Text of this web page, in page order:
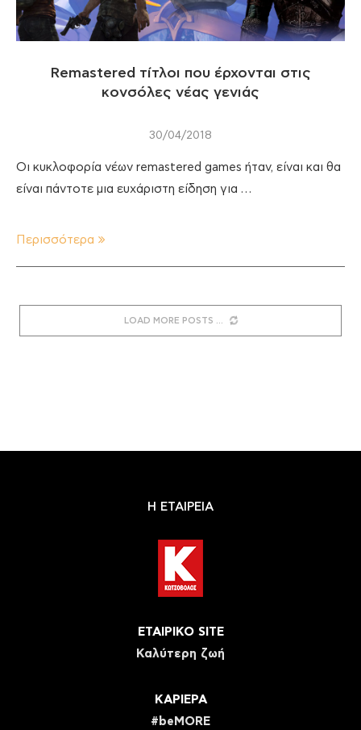
Remastered τίτλοι που έρχονται στις
κονσόλες νέας γενιάς
30/04/2018
Οι κυκλοφορία νέων remastered games ήταν, είναι και θα
είναι πάντοτε μια ευχάριστη είδηση για …
Περισσότερα
LOAD MORE POSTS
Η ΕΤΑΙΡΕΙΑ
ΕΤΑΙΡΙΚΟ SITE
Καλύτερη ζωή
ΚΑΡΙΕΡΑ
#beMORE